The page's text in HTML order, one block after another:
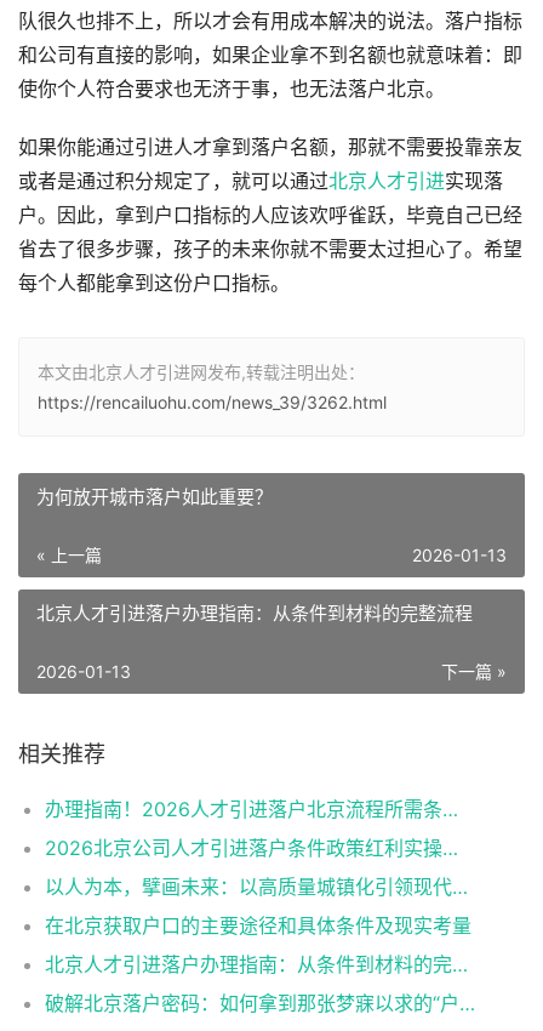
队很久也排不上，所以才会有用成本解决的说法。落户指标
和公司有直接的影响，如果企业拿不到名额也就意味着：即
使你个人符合要求也无济于事，也无法落户北京。
如果你能通过引进人才拿到落户名额，那就不需要投靠亲友
或者是通过积分规定了，就可以通过北京人才引进实现落
户。因此，拿到户口指标的人应该欢呼雀跃，毕竟自己已经
省去了很多步骤，孩子的未来你就不需要太过担心了。希望
每个人都能拿到这份户口指标。
本文由北京人才引进网发布,转载注明出处：
https://rencailuohu.com/news_39/3262.html
为何放开城市落户如此重要？
« 上一篇 2026-01-13
北京人才引进落户办理指南：从条件到材料的完整流程
下一篇 »
2026-01-13
相关推荐
办理指南！2026人才引进落户北京流程所需条件申报资料
2026北京公司人才引进落户条件政策红利实操细节
以人为本，擘画未来：以高质量城镇化引领现代化新征程
在北京获取户口的主要途径和具体条件及现实考量
北京人才引进落户办理指南：从条件到材料的完整流程
破解北京落户密码：如何拿到那张梦寐以求的“户口指标”？